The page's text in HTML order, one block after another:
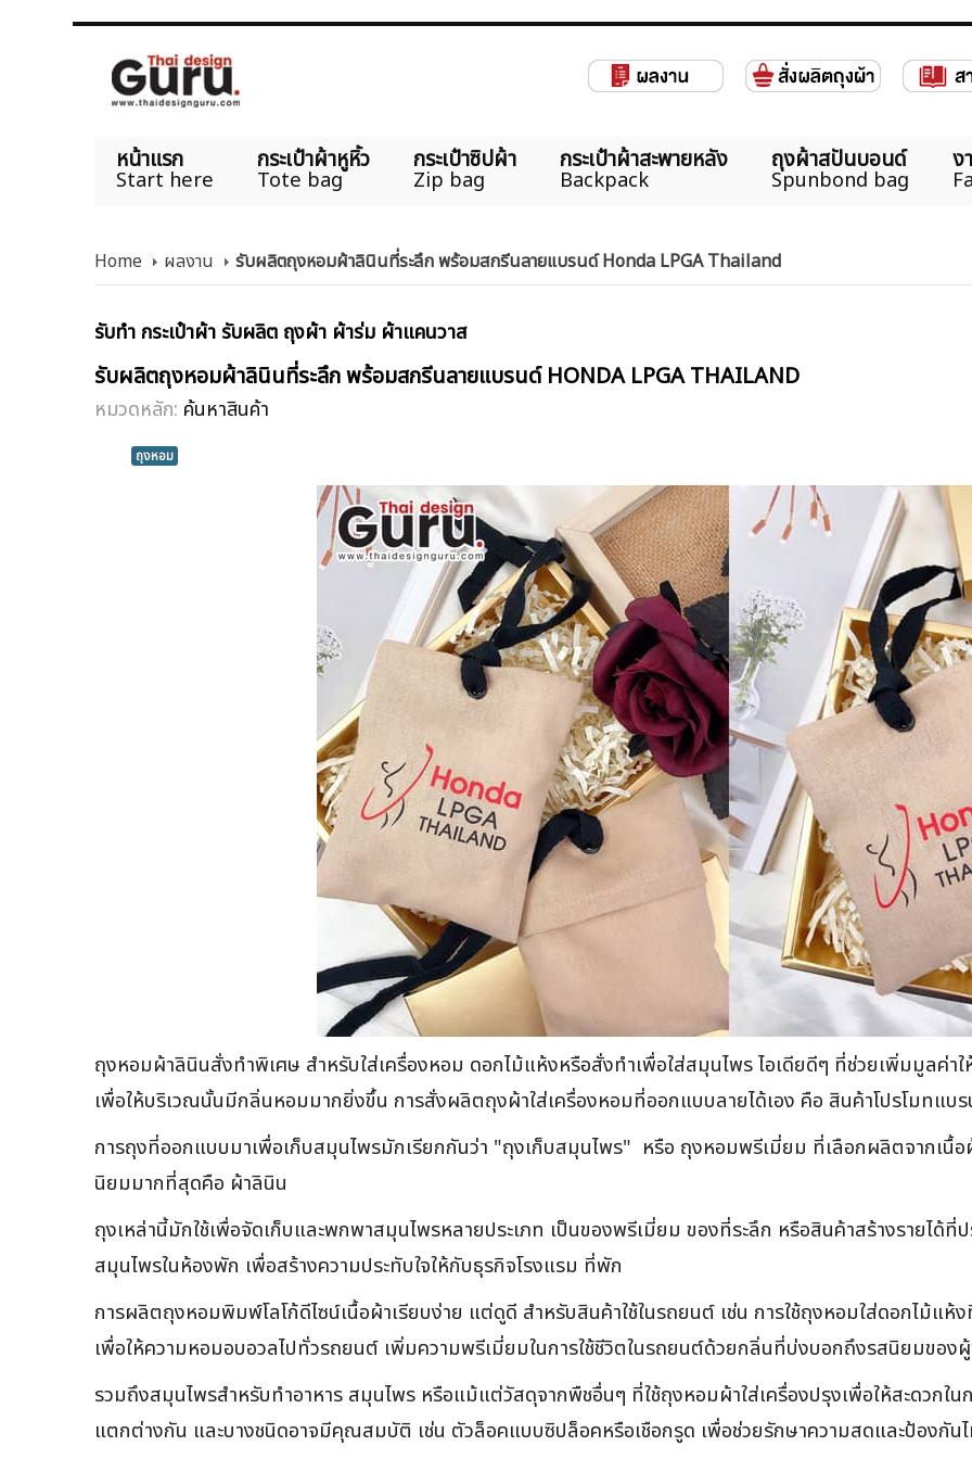
หน้าแรก
Start here
กระเป๋าผ้าหูหิ้ว
Tote bag
กระเป๋าซิปผ้า
Zip bag
กระเป๋าผ้าสะพายหลัง
Backpack
ถุงผ้าสปันบอนด์
Spunbond bag
ง
Home ผลงาน รับผลิตถุงหอมผ้าลินินที่ระลึก พร้อมสกรีนลายแบรนด์ Honda LPGA Thailand
รับทำ กระเป๋าผ้า รับผลิต ถุงผ้า ผ้าร่ม ผ้าแคนวาส
รับผลิตถุงหอมผ้าลินินที่ระลึก พร้อมสกรีนลายแบรนด์ HONDA LPGA THAILAND
หมวดหลัก: ค้นหาสินค้า
ถุงหอม
ถุงหอมผ้าลินินสั่งทำพิเศษ สำหรับใส่เครื่องหอม ดอกไม้แห้งหรือสั่งทำเพื่อใส่สมุนไพร ไอเดียดีๆ ที่ช่วยเพิ่มมูลค่า
เพื่อให้บริเวณนั้นมีกลิ่นหอมมากยิ่งขึ้น การสั่งผลิตถุงผ้าใส่เครื่องหอมที่ออกแบบลายได้เอง คือ สินค้าโปรโมทแบ
การถุงที่ออกแบบมาเพื่อเก็บสมุนไพรมักเรียกกันว่า "ถุงเก็บสมุนไพร" หรือ ถุงหอมพรีเมี่ยม ที่เลือกผลิตจากเนื้
นิยมมากที่สุดคือ ผ้าลินิน
ถุงเหล่านี้มักใช้เพื่อจัดเก็บและพกพาสมุนไพรหลายประเภท เป็นของพรีเมี่ยม ของที่ระลึก หรือสินค้าสร้างรายได้
สมุนไพรในห้องพัก เพื่อสร้างความประทับใจให้กับธุรกิจโรงแรม ที่พัก
การผลิตถุงหอมพิมพ์โลโก้ดีไซน์เนื้อผ้าเรียบง่าย แต่ดูดี สำหรับสินค้าใช้ในรถยนต์ เช่น การใช้ถุงหอมใส่ดอกไม้
เพื่อให้ความหอมอบอวลไปทั่วรถยนต์ เพิ่มความพรีเมี่ยมในการใช้ชีวิตในรถยนต์ด้วยกลิ่นที่บ่งบอกถึงรสนิยมของ
รวมถึงสมุนไพรสำหรับทำอาหาร สมุนไพร หรือแม้แต่วัสดุจากพืชอื่นๆ ที่ใช้ถุงหอมผ้าใส่เครื่องปรุงเพื่อให้สะดวกใ
แตกต่างกัน และบางชนิดอาจมีคุณสมบัติ เช่น ตัวล็อคแบบซิปล็อคหรือเชือกรูด เพื่อช่วยรักษาความสดและป้องกัน